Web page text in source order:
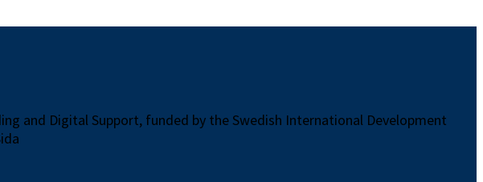
and Digital Support, funded by the Swedish International Development